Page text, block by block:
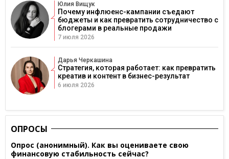
Юлия Вищук
Почему инфлюенс-кампании съедают
бюджеты и как превратить сотрудничество с
блогерами в реальные продажи
7 июля 2026
Дарья Черкашина
Стратегия, которая работает: как превратить
креатив и контент в бизнес-результат
6 июля 2026
ОПРОСЫ
Опрос (анонимный). Как вы оцениваете свою
финансовую стабильность сейчас?